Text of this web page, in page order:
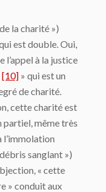
la charité »)
est double. Oui,
l’appel à la justice
[10] » qui est un
de charité.
cette charité est
partiel, même très
l’immolation
sanglant »)
« cette
» conduit aux